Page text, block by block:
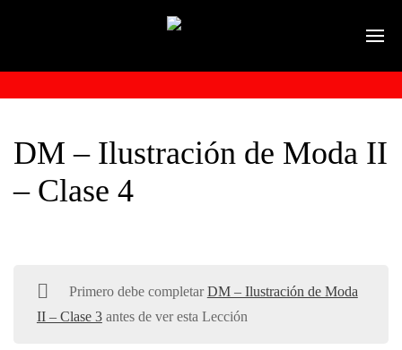
DM – Ilustración de Moda II
– Clase 4
Primero debe completarDM – Ilustración de Moda
II – Clase 3antes de ver esta Lección